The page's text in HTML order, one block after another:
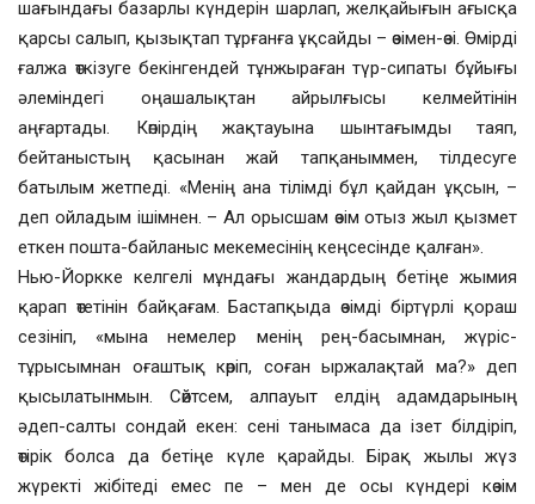
шағындағы базарлы күндерін шарлап, желқайығын ағысқа
қарсы салып, қызықтап тұрғанға ұқсайды – өзімен-өзі. Өмірді
ғалжа өткізуге бекінгендей тұнжыраған түр-сипаты бұйығы
әлеміндегі оңашалықтан айрылғысы келмейтінін
аңғартады. Көпірдің жақтауына шынтағымды таяп,
бейтаныстың қасынан жай тапқаныммен, тілдесуге
батылым жетпеді. «Менің ана тілімді бұл қайдан ұқсын, –
деп ойладым ішімнен. – Ал орысшам өзім отыз жыл қызмет
еткен пошта-байланыс мекемесінің кеңсесінде қалған».
Нью-Йоркке келгелі мұндағы жандардың бетіңе жымия
қарап өтетінін байқағам. Бастапқыда өзімді біртүрлі қораш
сезініп, «мына немелер менің рең-басымнан, жүріс-
тұрысымнан оғаштық көріп, соған ыржалақтай ма?» деп
қысылатынмын. Сөйтсем, алпауыт елдің адамдарының
әдеп-салты сондай екен: сені танымаса да ізет білдіріп,
өтірік болса да бетіңе күле қарайды. Бірақ жылы жүз
жүректі жібітеді емес пе – мен де осы күндері көзім